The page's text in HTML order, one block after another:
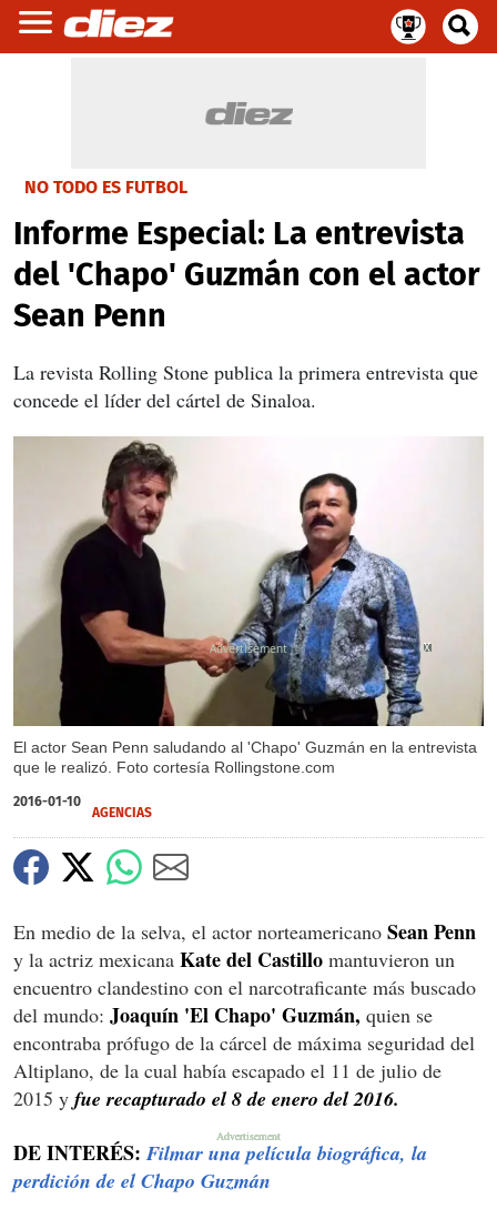
NO TODO ES FUTBOL
Informe Especial: La entrevista
del 'Chapo' Guzmán con el actor
Sean Penn
La revista Rolling Stone publica la primera entrevista que
concede el líder del cártel de Sinaloa.
El actor Sean Penn saludando al 'Chapo' Guzmán en la entrevista
que le realizó. Foto cortesía Rollingstone.com
X
X
X
X
X
2016-01-10
AGENCIAS
En medio de la selva, el actor norteamericano Sean Penn
y la actriz mexicana Kate del Castillo mantuvieron un
encuentro clandestino con el narcotraficante más buscado
del mundo: Joaquín 'El Chapo' Guzmán, quien se
encontraba prófugo de la cárcel de máxima seguridad del
Altiplano, de la cual había escapado el 11 de julio de
2015 y fue recapturado el 8 de enero del 2016.
DE INTERÉS: Filmar una película biográfica, la
perdición de el Chapo Guzmán